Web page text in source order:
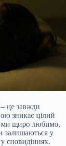
це завжди
зникає цілий
ми щиро любимо,
залишаються у
сновидіннях.